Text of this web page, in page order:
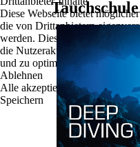
Diese Webseite bietet
die von Drittanbietern
werden. Diese Drittanbieter
die Nutzeraktivität zu verfolgen
und zu optimieren.
Ablehnen
Alle akzeptieren
Speichern